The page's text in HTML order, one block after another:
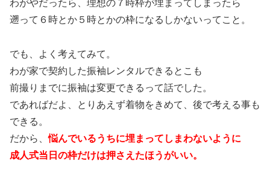
わがやだったら、理想の７時枠が埋まってしまったら
遡って６時とか５時とかの枠になるしかないってこと。
でも、よく考えてみて。
わが家で契約した振袖レンタルできるとこも
前撮りまでに振袖は変更できるって話でした。
であればだよ、とりあえず着物をきめて、後で考える事も
できる。
だから、悩んでいるうちに埋まってしまわないように
成人式当日の枠だけは押さえたほうがいい。